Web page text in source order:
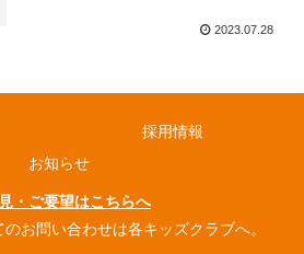
2023.07.28
採用情報
お知らせ
・ご要望はこちらへ
お問い合わせは各キッズクラブへ。